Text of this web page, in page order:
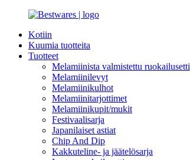
Kotiin
Kuumia tuotteita
Tuotteet
Melamiinista valmistettu ruokailusetti
Melamiinilevyt
Melamiinikulhot
Melamiinitarjottimet
Melamiinikupit/mukit
Festivaalisarja
Japanilaiset astiat
Chip And Dip
Kakkuteline- ja jäätelösarja